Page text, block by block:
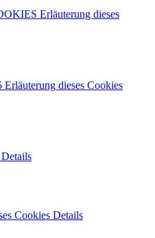
Erläuterung dieses
Erläuterung dieses Cookies
Details
Cookies Details